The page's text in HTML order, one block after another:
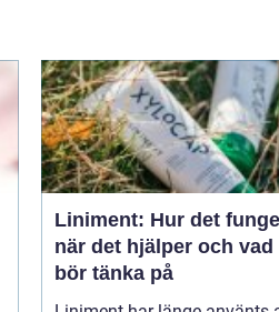
Liniment: Hur det
när det hjälper och vad
bör tänka på